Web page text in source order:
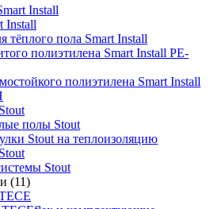
Install
Install
тёплого пола Smart Install
полиэтилена Smart Install PE-
полиэтилена Smart Install
полы Stout
Stout на теплоизоляцию
Stout
(11)